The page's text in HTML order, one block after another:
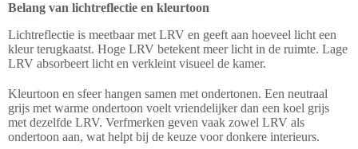
Belang van lichtreflectie en kleurtoon
Lichtreflectie is meetbaar met LRV en geeft aan hoeveel licht een
kleur terugkaatst. Hoge LRV betekent meer licht in de ruimte. Lage
LRV absorbeert licht en verkleint visueel de kamer.
Kleurtoon en sfeer hangen samen met ondertonen. Een neutraal
grijs met warme ondertoon voelt vriendelijker dan een koel grijs
met dezelfde LRV. Verfmerken geven vaak zowel LRV als
ondertoon aan, wat helpt bij de keuze voor donkere interieurs.